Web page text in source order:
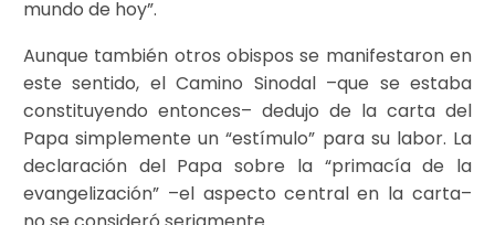
mundo de hoy”.
Aunque también otros obispos se manifestaron en
este sentido, el Camino Sinodal –que se estaba
constituyendo entonces– dedujo de la carta del
Papa simplemente un “estímulo” para su labor. La
declaración del Papa sobre la “primacía de la
evangelización” –el aspecto central en la carta–